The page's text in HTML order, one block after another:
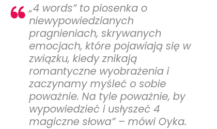
„4 words” to piosenka o
niewypowiedzianych
pragnieniach, skrywanych
emocjach, które pojawiają się w
związku, kiedy znikają
romantyczne wyobrażenia i
zaczynamy myśleć o sobie
poważnie. Na tyle poważnie, by
wypowiedzieć i usłyszeć 4
magiczne słowa” – mówi Oyka.